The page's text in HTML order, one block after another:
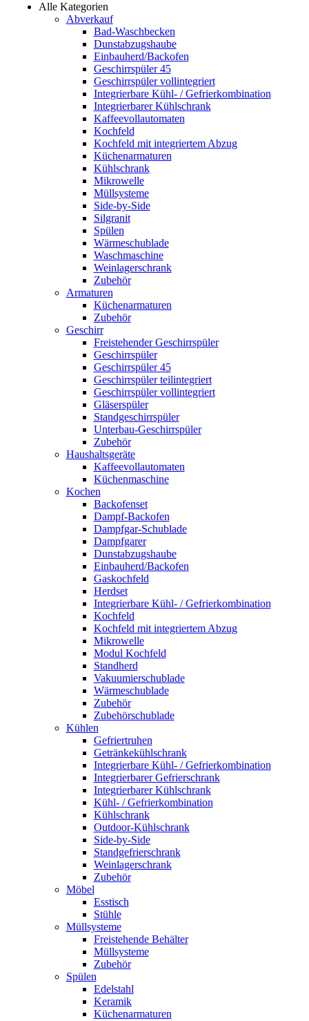
Alle Kategorien
Abverkauf
Bad-Waschbecken
Dunstabzugshaube
Einbauherd/Backofen
Geschirrspüler 45
Geschirrspüler vollintegriert
Integrierbare Kühl- / Gefrierkombination
Integrierbarer Kühlschrank
Kaffeevollautomaten
Kochfeld
Kochfeld mit integriertem Abzug
Küchenarmaturen
Kühlschrank
Mikrowelle
Müllsysteme
Side-by-Side
Silgranit
Spülen
Wärmeschublade
Waschmaschine
Weinlagerschrank
Zubehör
Armaturen
Küchenarmaturen
Zubehör
Geschirr
Freistehender Geschirrspüler
Geschirrspüler
Geschirrspüler 45
Geschirrspüler teilintegriert
Geschirrspüler vollintegriert
Gläserspüler
Standgeschirrspüler
Unterbau-Geschirrspüler
Zubehör
Haushaltsgeräte
Kaffeevollautomaten
Küchenmaschine
Kochen
Backofenset
Dampf-Backofen
Dampfgar-Schublade
Dampfgarer
Dunstabzugshaube
Einbauherd/Backofen
Gaskochfeld
Herdset
Integrierbare Kühl- / Gefrierkombination
Kochfeld
Kochfeld mit integriertem Abzug
Mikrowelle
Modul Kochfeld
Standherd
Vakuumierschublade
Wärmeschublade
Zubehör
Zubehörschublade
Kühlen
Gefriertruhen
Getränkekühlschrank
Integrierbare Kühl- / Gefrierkombination
Integrierbarer Gefrierschrank
Integrierbarer Kühlschrank
Kühl- / Gefrierkombination
Kühlschrank
Outdoor-Kühlschrank
Side-by-Side
Standgefrierschrank
Weinlagerschrank
Zubehör
Möbel
Esstisch
Stühle
Müllsysteme
Freistehende Behälter
Müllsysteme
Zubehör
Spülen
Edelstahl
Keramik
Küchenarmaturen